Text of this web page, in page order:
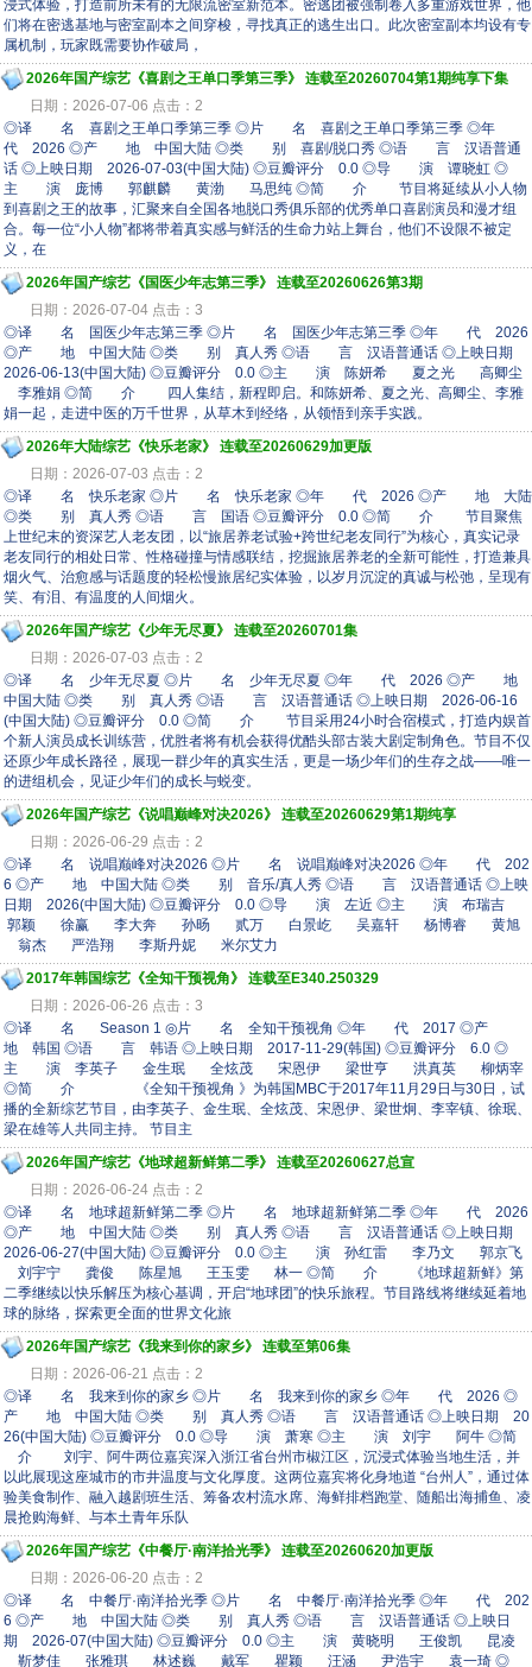
浸式体验，打造前所未有的无限流密室新范本。密逃团被强制卷入多重游戏世界，他
们将在密逃基地与密室副本之间穿梭，寻找真正的逃生出口。此次密室副本均设有专
属机制，玩家既需要协作破局，
2026年国产综艺《喜剧之王单口季第三季》 连载至20260704第1期纯享下集
日期：2026-07-06 点击：2
◎译 名 喜剧之王单口季第三季 ◎片 名 喜剧之王单口季第三季 ◎年
代 2026 ◎产 地 中国大陆 ◎类 别 喜剧/脱口秀 ◎语 言 汉语普通
话 ◎上映日期 2026-07-03(中国大陆) ◎豆瓣评分 0.0 ◎导 演 谭晓虹 ◎
主 演 庞博 郭麒麟 黄渤 马思纯 ◎简 介 节目将延续从小人物
到喜剧之王的故事，汇聚来自全国各地脱口秀俱乐部的优秀单口喜剧演员和漫才组
合。每一位“小人物”都将带着真实感与鲜活的生命力站上舞台，他们不设限不被定
义，在
2026年国产综艺《国医少年志第三季》 连载至20260626第3期
日期：2026-07-04 点击：3
◎译 名 国医少年志第三季 ◎片 名 国医少年志第三季 ◎年 代 2026
◎产 地 中国大陆 ◎类 别 真人秀 ◎语 言 汉语普通话 ◎上映日期
2026-06-13(中国大陆) ◎豆瓣评分 0.0 ◎主 演 陈妍希 夏之光 高卿尘
李雅娟 ◎简 介 四人集结，新程即启。和陈妍希、夏之光、高卿尘、李雅
娟一起，走进中医的万千世界，从草木到经络，从领悟到亲手实践。
2026年大陆综艺《快乐老家》 连载至20260629加更版
日期：2026-07-03 点击：2
◎译 名 快乐老家 ◎片 名 快乐老家 ◎年 代 2026 ◎产 地 大陆
◎类 别 真人秀 ◎语 言 国语 ◎豆瓣评分 0.0 ◎简 介 节目聚焦
上世纪末的资深艺人老友团，以“旅居养老试验+跨世纪老友同行”为核心，真实记录
老友同行的相处日常、性格碰撞与情感联结，挖掘旅居养老的全新可能性，打造兼具
烟火气、治愈感与话题度的轻松慢旅居纪实体验，以岁月沉淀的真诚与松弛，呈现有
笑、有泪、有温度的人间烟火。
2026年国产综艺《少年无尽夏》 连载至20260701集
日期：2026-07-03 点击：2
◎译 名 少年无尽夏 ◎片 名 少年无尽夏 ◎年 代 2026 ◎产 地
中国大陆 ◎类 别 真人秀 ◎语 言 汉语普通话 ◎上映日期 2026-06-16
(中国大陆) ◎豆瓣评分 0.0 ◎简 介 节目采用24小时合宿模式，打造内娱首
个新人演员成长训练营，优胜者将有机会获得优酷头部古装大剧定制角色。节目不仅
还原少年成长路径，展现一群少年的真实生活，更是一场少年们的生存之战——唯一
的进组机会，见证少年们的成长与蜕变。
2026年国产综艺《说唱巅峰对决2026》 连载至20260629第1期纯享
日期：2026-06-29 点击：2
◎译 名 说唱巅峰对决2026 ◎片 名 说唱巅峰对决2026 ◎年 代 202
6 ◎产 地 中国大陆 ◎类 别 音乐/真人秀 ◎语 言 汉语普通话 ◎上映
日期 2026(中国大陆) ◎豆瓣评分 0.0 ◎导 演 左近 ◎主 演 布瑞吉
郭颖 徐赢 李大奔 孙旸 贰万 白景屹 吴嘉轩 杨博睿 黄旭
翁杰 严浩翔 李斯丹妮 米尔艾力
2017年韩国综艺《全知干预视角》 连载至E340.250329
日期：2026-06-26 点击：3
◎译 名 Season 1 ◎片 名 全知干预视角 ◎年 代 2017 ◎产
地 韩国 ◎语 言 韩语 ◎上映日期 2017-11-29(韩国) ◎豆瓣评分 6.0 ◎
主 演 李英子 金生珉 全炫茂 宋恩伊 梁世亨 洪真英 柳炳宰
◎简 介 《全知干预视角 》为韩国MBC于2017年11月29日与30日，试
播的全新综艺节目，由李英子、金生珉、全炫茂、宋恩伊、梁世炯、李宰镇、徐珉、
梁在雄等人共同主持。 节目主
2026年国产综艺《地球超新鲜第二季》 连载至20260627总宣
日期：2026-06-24 点击：2
◎译 名 地球超新鲜第二季 ◎片 名 地球超新鲜第二季 ◎年 代 2026
◎产 地 中国大陆 ◎类 别 真人秀 ◎语 言 汉语普通话 ◎上映日期
2026-06-27(中国大陆) ◎豆瓣评分 0.0 ◎主 演 孙红雷 李乃文 郭京飞
刘宇宁 龚俊 陈星旭 王玉雯 林一 ◎简 介 《地球超新鲜》第
二季继续以快乐解压为核心基调，开启“地球团”的快乐旅程。节目路线将继续延着地
球的脉络，探索更全面的世界文化旅
2026年国产综艺《我来到你的家乡》 连载至第06集
日期：2026-06-21 点击：2
◎译 名 我来到你的家乡 ◎片 名 我来到你的家乡 ◎年 代 2026 ◎
产 地 中国大陆 ◎类 别 真人秀 ◎语 言 汉语普通话 ◎上映日期 20
26(中国大陆) ◎豆瓣评分 0.0 ◎导 演 萧寒 ◎主 演 刘宇 阿牛 ◎简
介 刘宇、阿牛两位嘉宾深入浙江省台州市椒江区，沉浸式体验当地生活，并
以此展现这座城市的市井温度与文化厚度。这两位嘉宾将化身地道 “台州人”，通过体
验美食制作、融入越剧班生活、筹备农村流水席、海鲜排档跑堂、随船出海捕鱼、凌
晨抢购海鲜、与本土青年乐队
2026年国产综艺《中餐厅·南洋拾光季》 连载至20260620加更版
日期：2026-06-20 点击：2
◎译 名 中餐厅·南洋拾光季 ◎片 名 中餐厅·南洋拾光季 ◎年 代 202
6 ◎产 地 中国大陆 ◎类 别 真人秀 ◎语 言 汉语普通话 ◎上映日
期 2026-07(中国大陆) ◎豆瓣评分 0.0 ◎主 演 黄晓明 王俊凯 昆凌
靳梦佳 张雅琪 林述巍 戴军 瞿颖 汪涵 尹浩宇 袁一琦 ◎